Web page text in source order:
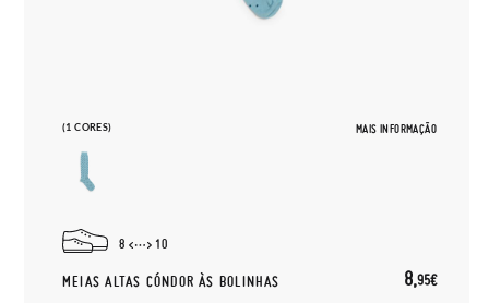
(1 CORES) MAIS INFORMAÇÃO
8 10
MEIAS ALTAS CÓNDOR ÀS BOLINHAS 8,95€